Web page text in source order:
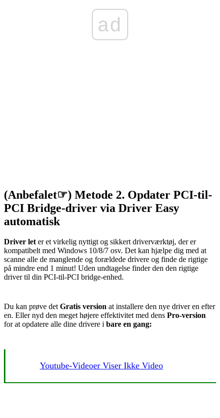
ad
(Anbefalet☞) Metode 2. Opdater PCI-til-
PCI Bridge-driver via Driver Easy
automatisk
Driver leter et virkelig nyttigt og sikkert driverværktøj, der er
kompatibelt med Windows 10/8/7 osv. Det kan hjælpe dig med at
scanne alle de manglende og forældede drivere og finde de rigtige
på mindre end 1 minut! Uden undtagelse finder den den rigtige
driver til din PCI-til-PCI bridge-enhed.
Du kan prøve det Gratis version at installere den nye driver en efter
en. Eller nyd den meget højere effektivitet med dens Pro-version
for at opdatere alle dine drivere i bare en gang:
Youtube-Videoer Viser Ikke Video